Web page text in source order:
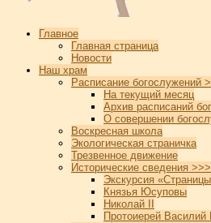
Главное
Главная страница
Новости
Наш храм
Расписание богослужений
На текущий месяц
Архив расписаний
О совершении
Воскресная школа
Экологическая страничка
Трезвенное движение
Исторические сведения >>>
Экскурсия
Князья Юсуповы
Николай II
Протоиерей Василий